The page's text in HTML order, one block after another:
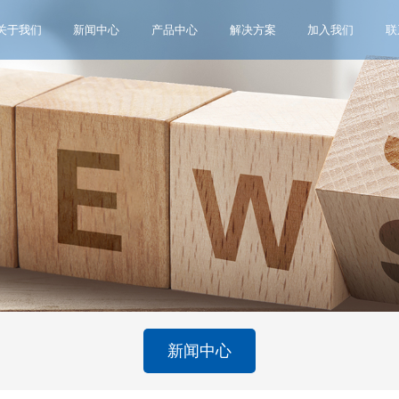
于我们 新闻中心 产品中心 解决方案 加入我们
新闻中心